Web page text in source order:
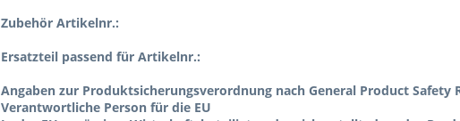
Zubehör Artikelnr.:
Ersatzteil passend für Artikelnr.:
Angaben zur Produktsicherungsverordnung nach General Product Safety
Verantwortliche Person für die EU